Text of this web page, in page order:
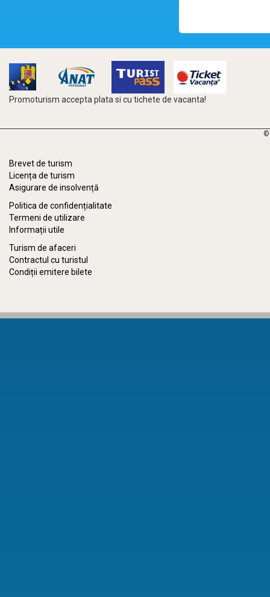
Promoturism accepta plata si cu tichete de vacanta!
©
Brevet de turism
Licența de turism
Asigurare de insolvență
Politica de confidențialitate
Termeni de utilizare
Informații utile
Turism de afaceri
Contractul cu turistul
Condiții emitere bilete